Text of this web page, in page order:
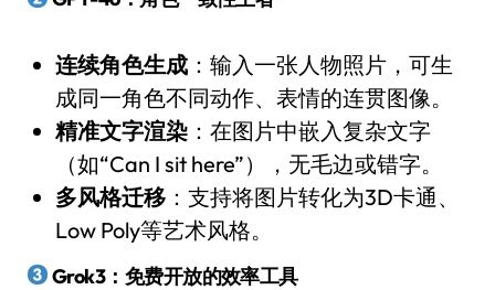
连续角色生成：输入一张人物照片，可生
成同一角色不同动作、表情的连贯图像。
精准文字渲染：在图片中嵌入复杂文字
（如“Can I sit here”），无毛边或错字。
多风格迁移：支持将图片转化为3D卡通、
Low Poly等艺术风格。
Grok3：免费开放的效率工具